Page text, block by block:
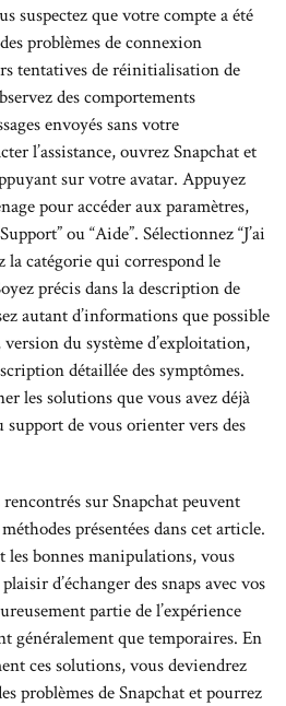
suspectez que votre compte a été
problèmes de connexion
tentatives de réinitialisation de
des comportements
envoyés sans votre
l’assistance, ouvrez Snapchat et
sur votre avatar. Appuyez
pour accéder aux paramètres,
ou “Aide”. Sélectionnez “J’ai
la catégorie qui correspond le
précis dans la description de
autant d’informations que possible
du système d’exploitation,
détaillée des symptômes.
les solutions que vous avez déjà
support de vous orienter vers des
sur Snapchat peuvent
présentées dans cet article.
les bonnes manipulations, vous
d’échanger des snaps avec vos
partie de l’expérience
généralement que temporaires. En
ces solutions, vous deviendrez
problèmes de Snapchat et pourrez